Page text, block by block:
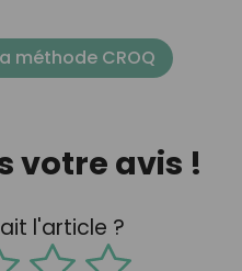
méthode CROQ
votre avis !
l'article ?